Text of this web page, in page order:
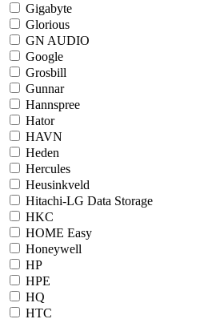
Gigabyte
Glorious
GN AUDIO
Google
Grosbill
Gunnar
Hannspree
Hator
HAVN
Heden
Hercules
Heusinkveld
Hitachi-LG Data Storage
HKC
HOME Easy
Honeywell
HP
HPE
HQ
HTC